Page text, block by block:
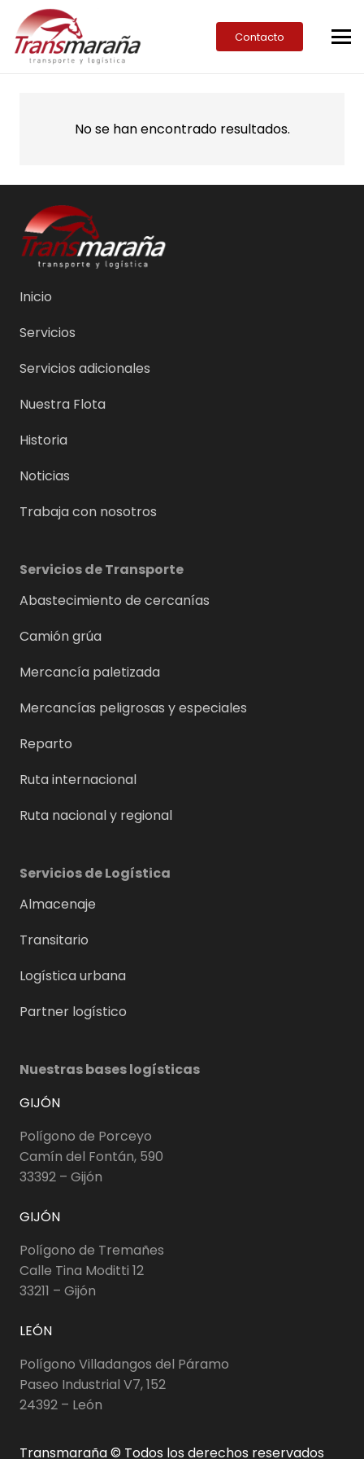
Contacto
No se han encontrado resultados.
Inicio
Servicios
Servicios adicionales
Nuestra Flota
Historia
Noticias
Trabaja con nosotros
Servicios de Transporte
Abastecimiento de cercanías
Camión grúa
Mercancía paletizada
Mercancías peligrosas y especiales
Reparto
Ruta internacional
Ruta nacional y regional
Servicios de Logística
Almacenaje
Transitario
Logística urbana
Partner logístico
Nuestras bases logísticas
GIJÓN
Polígono de Porceyo
Camín del Fontán, 590
33392 – Gijón
GIJÓN
Polígono de Tremañes
Calle Tina Moditti 12
33211 – Gijón
LEÓN
Polígono Villadangos del Páramo
Paseo Industrial V7, 152
24392 – León
Transmaraña © Todos los derechos reservados